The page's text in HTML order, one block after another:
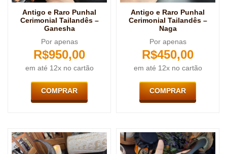
Antigo e Raro Punhal
Cerimonial Tailandês –
Ganesha
Por apenas
R$950,00
em até 12x no cartão
COMPRAR
Antigo e Raro Punhal
Cerimonial Tailandês –
Naga
Por apenas
R$450,00
em até 12x no cartão
COMPRAR